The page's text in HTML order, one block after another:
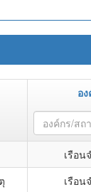
อ
องค์กร/สถ
เรือน
เรือน